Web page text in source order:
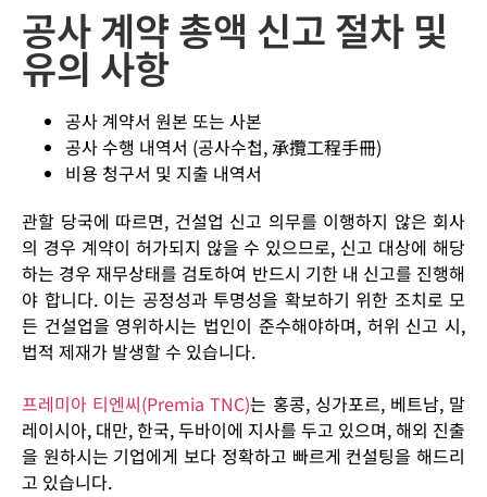
공사 계약 총액 신고 절차 및
유의 사항
공사 계약서 원본 또는 사본
공사 수행 내역서 (공사수첩, 承攬工程手冊)
비용 청구서 및 지출 내역서
관할 당국에 따르면, 건설업 신고 의무를 이행하지 않은 회사
의 경우 계약이 허가되지 않을 수 있으므로, 신고 대상에 해당
하는 경우 재무상태를 검토하여 반드시 기한 내 신고를 진행해
야 합니다. 이는 공정성과 투명성을 확보하기 위한 조치로 모
든 건설업을 영위하시는 법인이 준수해야하며, 허위 신고 시,
법적 제재가 발생할 수 있습니다.
프레미아 티엔씨(Premia TNC)는 홍콩, 싱가포르, 베트남, 말
레이시아, 대만, 한국, 두바이에 지사를 두고 있으며, 해외 진출
을 원하시는 기업에게 보다 정확하고 빠르게 컨설팅을 해드리
고 있습니다.